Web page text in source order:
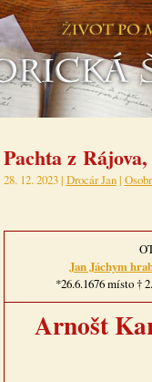
Pachta z
28. 12. 2023 | Drocár Jan|
Jan Jáchym
*26.6.1676 místo †
Arnošt